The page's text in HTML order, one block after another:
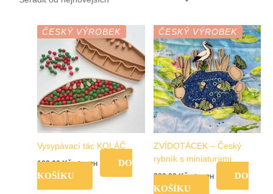
ČESKÝ VÝROBEK
Vysypávací tác KOLÁČ
169,00Kč vč. DPH
DO
KOŠÍKU
ČESKÝ VÝROBEK
ZVÍDOTÁCEK – Český
rybník s miniaturami
389,00Kč vč. DPH
DO
KOŠÍKU